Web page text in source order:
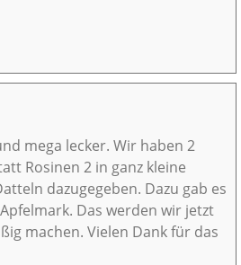
mega lecker. Wir haben 2
Rosinen 2 in ganz kleine
dazugegeben. Dazu gab es
Das werden wir jetzt
machen. Vielen Dank für das